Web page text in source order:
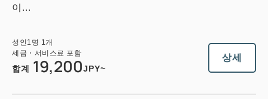
이...
성인 1 명 1개
세금・서비스료 포함
합계 19,200JPY~
상세